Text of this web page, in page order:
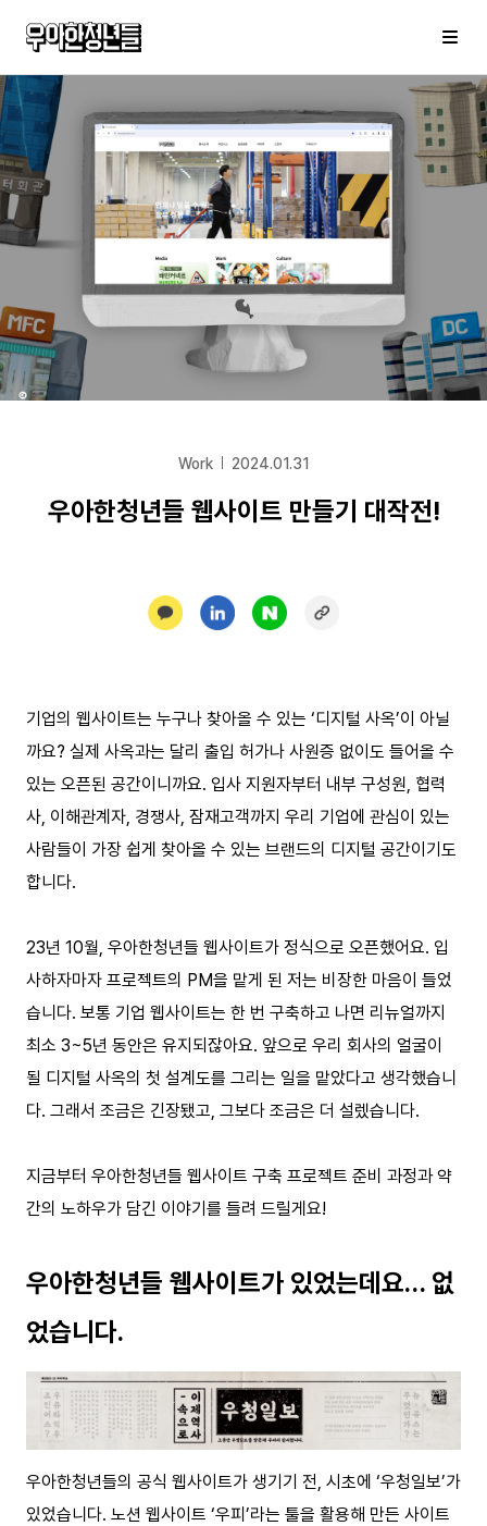
Work 2024.01.31
우아한청년들 웹사이트 만들기 대작전!
기업의 웹사이트는 누구나 찾아올 수 있는 ‘디지털 사옥’이 아닐
까요? 실제 사옥과는 달리 출입 허가나 사원증 없이도 들어올 수
있는 오픈된 공간이니까요. 입사 지원자부터 내부 구성원, 협력
사, 이해관계자, 경쟁사, 잠재고객까지 우리 기업에 관심이 있는
사람들이 가장 쉽게 찾아올 수 있는 브랜드의 디지털 공간이기도
합니다.
23년 10월, 우아한청년들 웹사이트가 정식으로 오픈했어요. 입
사하자마자 프로젝트의 PM을 맡게 된 저는 비장한 마음이 들었
습니다. 보통 기업 웹사이트는 한 번 구축하고 나면 리뉴얼까지
최소 3~5년 동안은 유지되잖아요. 앞으로 우리 회사의 얼굴이
될 디지털 사옥의 첫 설계도를 그리는 일을 맡았다고 생각했습니
다. 그래서 조금은 긴장됐고, 그보다 조금은 더 설렜습니다.
지금부터 우아한청년들 웹사이트 구축 프로젝트 준비 과정과 약
간의 노하우가 담긴 이야기를 들려 드릴게요!
우아한청년들 웹사이트가 있었는데요… 없
었습니다.
우아한청년들의 공식 웹사이트가 생기기 전, 시초에 ‘우청일보’가
있었습니다. 노션 웹사이트 ‘우피’라는 툴을 활용해 만든 사이트